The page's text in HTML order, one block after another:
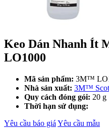
Keo Dán Nhanh Ít
LO1000
Mã sản phẩm: 3M™
Nhà sản xuất: 3M™
Quy cách đóng gói: 20 g
Thời hạn sử dụng:
Yêu cầu báo giá Yêu cầu mẫu